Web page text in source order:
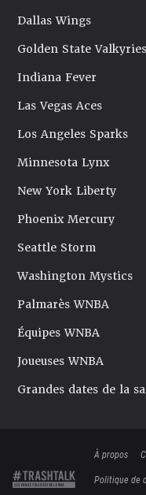
Dallas Wings
Golden State Valkyries
Indiana Fever
Las Vegas Aces
Los Angeles Sparks
Minnesota Lynx
New York Liberty
Phoenix Mercury
Seattle Storm
Washington Mystics
Palmarès WNBA
Équipes WNBA
Joueuses WNBA
Grandes dates de la
À propos
Politique de